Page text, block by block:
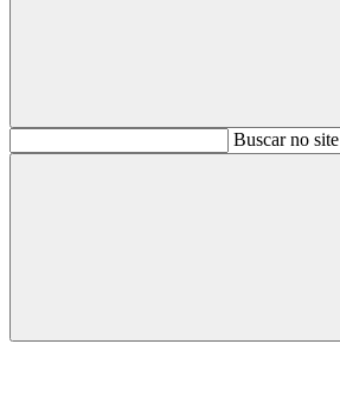
BuscarBuscar no site
Buscar